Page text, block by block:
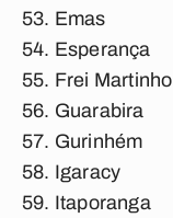
Emas
Esperança
Frei Martinho
Guarabira
Gurinhém
Igaracy
Itaporanga